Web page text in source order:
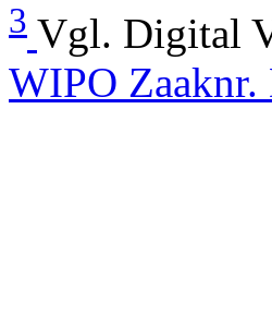
3 Vgl. Digital
WIPO